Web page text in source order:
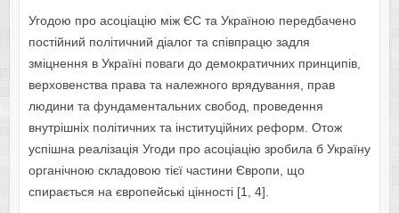
Угодою про асоціацію між ЄС та Україною передбачено
постійний політичний діалог та співпрацю задля
зміцнення в Україні поваги до демократичних принципів,
верховенства права та належного врядування, прав
людини та фундаментальних свобод, проведення
внутрішніх політичних та інституційних реформ. Отож
успішна реалізація Угоди про асоціацію зробила б Україну
органічною складовою тієї частини Європи, що
спирається на європейські цінності [1, 4].